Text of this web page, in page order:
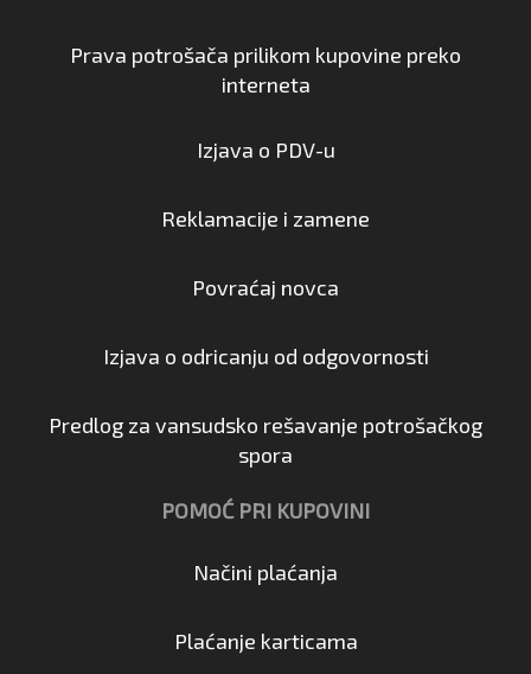
Prava potrošača prilikom kupovine preko
interneta
Izjava o PDV-u
Reklamacije i zamene
Povraćaj novca
Izjava o odricanju od odgovornosti
Predlog za vansudsko rešavanje potrošačkog
spora
POMOĆ PRI KUPOVINI
Načini plaćanja
Plaćanje karticama